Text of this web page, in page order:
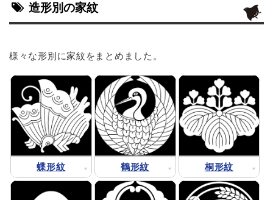
造形別の家紋
様々な形別に家紋をまとめました。
蝶形紋 鶴形紋 桐形紋